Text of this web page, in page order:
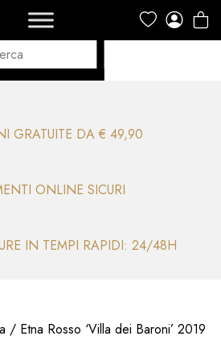
GRATUITE DA € 49,90
ONLINE SICURI
IN TEMPI RAPIDI: 24/48H
/ Etna Rosso ‘Villa dei Baroni’ 2019